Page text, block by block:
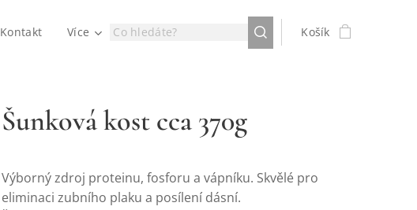
Kontakt Více Košík
Šunková kost cca 370g
Výborný zdroj proteinu, fosforu a vápníku. Skvělé pro
eliminaci zubního plaku a posílení dásní.